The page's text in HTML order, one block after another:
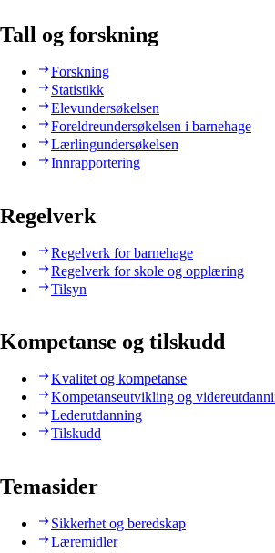
Tall og forskning
Forskning
Statistikk
Elevundersøkelsen
Foreldreundersøkelsen i barnehage
Lærlingundersøkelsen
Innrapportering
Regelverk
Regelverk for barnehage
Regelverk for skole og opplæring
Tilsyn
Kompetanse og tilskudd
Kvalitet og kompetanse
Kompetanseutvikling og
Lederutdanning
Tilskudd
Temasider
Sikkerhet og beredskap
Læremidler